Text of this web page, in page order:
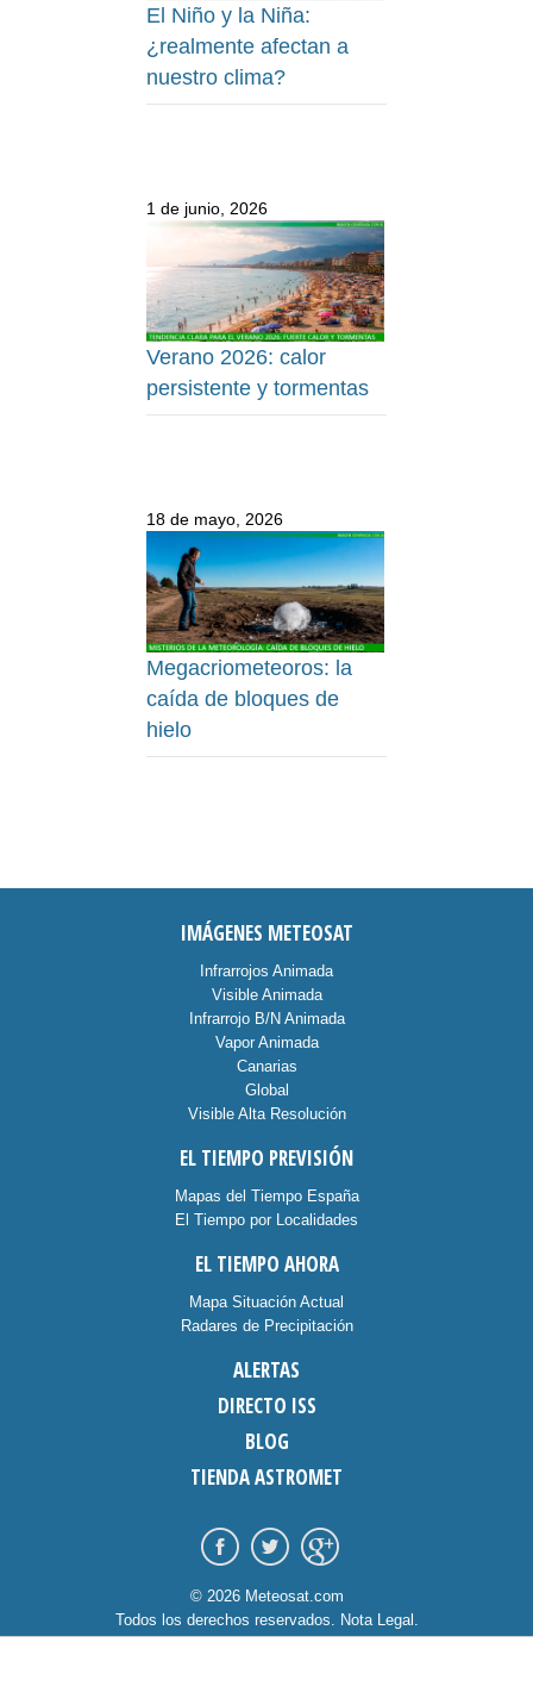
El Niño y la Niña:
¿realmente afectan a
nuestro clima?
1 de junio, 2026
Verano 2026: calor
persistente y tormentas
18 de mayo, 2026
Megacriometeoros: la
caída de bloques de
hielo
IMÁGENES METEOSAT
Infrarrojos Animada
Visible Animada
Infrarrojo B/N Animada
Vapor Animada
Canarias
Global
Visible Alta Resolución
EL TIEMPO PREVISIÓN
Mapas del Tiempo España
El Tiempo por Localidades
EL TIEMPO AHORA
Mapa Situación Actual
Radares de Precipitación
ALERTAS
DIRECTO ISS
BLOG
TIENDA ASTROMET
© 2026 Meteosat.com
Todos los derechos reservados. Nota Legal .